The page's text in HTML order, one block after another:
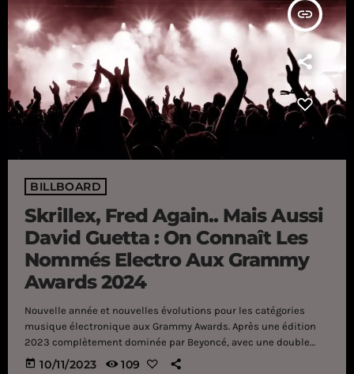
insert_link
BILLBOARD
Skrillex, Fred Again.. Mais Aussi
David Guetta : On Connaît Les
Nommés Electro Aux Grammy
Awards 2024
Nouvelle année et nouvelles évolutions pour les catégories
musique électronique aux Grammy Awards. Après une édition
2023 complètement dominée par Beyoncé, avec une double
victoire dans les catégories électroniques, un certain
today 10/11/2023 109